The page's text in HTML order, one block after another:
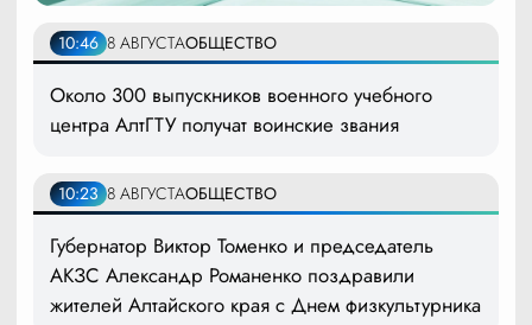
10:46 8 АВГУСТАОБЩЕСТВО
Около 300 выпускников военного учебного
центра АлтГТУ получат воинские звания
10:23 8 АВГУСТАОБЩЕСТВО
Губернатор Виктор Томенко и председатель
АКЗС Александр Романенко поздравили
жителей Алтайского края с Днем физкультурника